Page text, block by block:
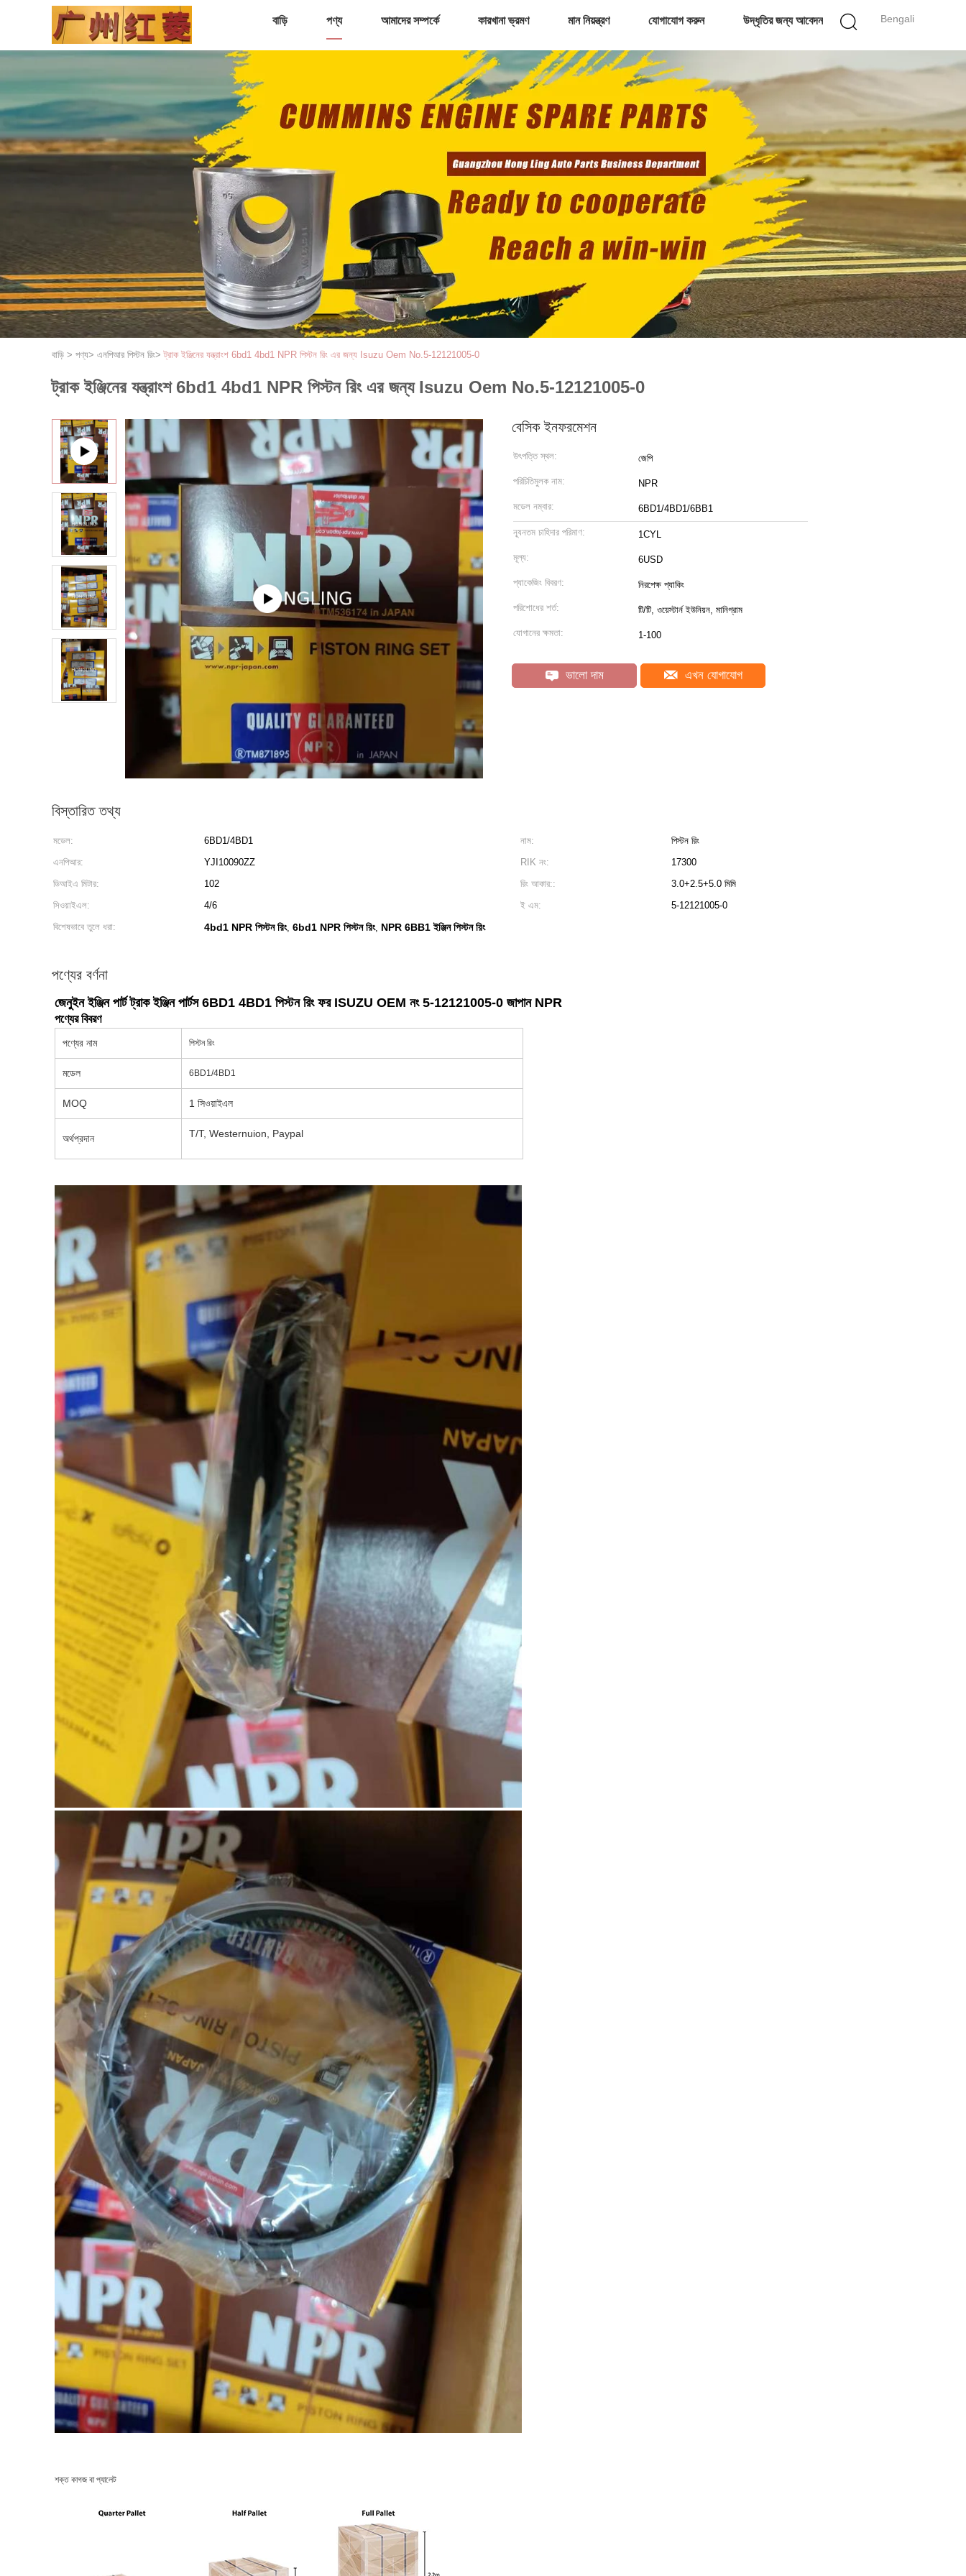
Bengali
বাড়ি পণ্য আমাদের সম্পর্কে কারখানা ভ্রমণ মান নিয়ন্ত্রণ যোগাযোগ করুন উদ্ধৃতির জন্য আবেদন
বাড়ি > পণ্য> এনপিআর পিস্টন রিং>ট্রাক ইঞ্জিনের যন্ত্রাংশ 6bd1 4bd1 NPR পিস্টন রিং এর জন্য Isuzu Oem No.5-12121005-0
ট্রাক ইঞ্জিনের যন্ত্রাংশ 6bd1 4bd1 NPR পিস্টন রিং এর জন্য Isuzu Oem No.5-12121005-0
বেসিক ইনফরমেশন
উৎপত্তি স্থল: জেপি
পরিচিতিমুলক নাম: NPR
মডেল নম্বার: 6BD1/4BD1/6BB1
ন্যূনতম চাহিদার পরিমাণ: 1CYL
মূল্য: 6USD
প্যাকেজিং বিবরণ: নিরপেক্ষ প্যাকিং
পরিশোধের শর্ত: টি/টি, ওয়েস্টার্ন ইউনিয়ন, মানিগ্রাম
যোগানের ক্ষমতা: 1-100
ভালো দাম এখন যোগাযোগ
বিস্তারিত তথ্য
মডেল: 6BD1/4BD1 নাম:
পিস্টন রিং
এনপিআর:
YJI10090ZZ RIK নং:
17300
ডিআইএ মিটার:
102 রিং আকার::
3.0+2.5+5.0 মিমি
সিওয়াইএল:
4/6 ই এম:
5-12121005-0
বিশেষভাবে তুলে ধরা:
4bd1 NPR পিস্টন রিং, 6bd1 NPR পিস্টন রিং, NPR 6BB1 ইঞ্জিন পিস্টন রিং
পণ্যের বর্ণনা
জেনুইন ইঞ্জিন পার্ট ট্রাক ইঞ্জিন পার্টস 6BD1 4BD1 পিস্টন রিং ফর ISUZU OEM নং 5-12121005-0 জাপান NPR
পণ্যের বিবরণ
পণ্যের নাম পিস্টন রিং
মডেল 6BD1/4BD1
MOQ 1 সিওয়াইএল
অর্থপ্রদান T/T, Westernuion, Paypal
শক্ত কাগজ বা প্যালেট